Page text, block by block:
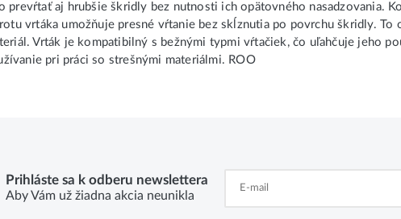
prevŕtať aj hrubšie škridly bez nutnosti ich opätovného nasadzovania.
vrtáka umožňuje presné vŕtanie bez skĺznutia po povrchu škridly.
Vrták je kompatibilný s bežnými typmi vŕtačiek, čo uľahčuje jeho
pri práci so strešnými materiálmi. ROO
Prihláste sa k odberu newslettera
Aby Vám už žiadna akcia neunikla